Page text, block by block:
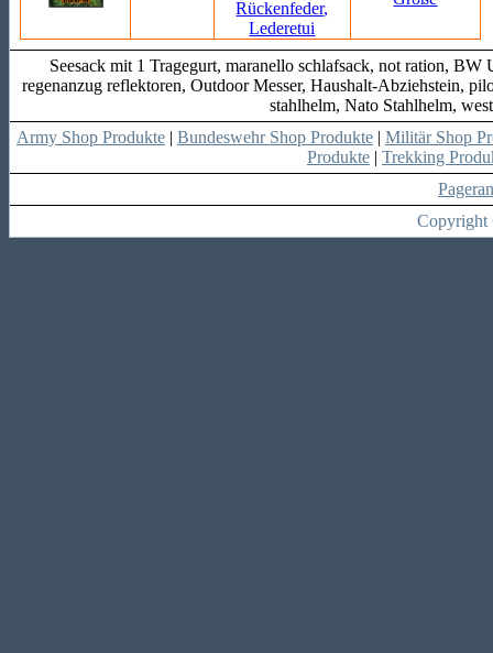
Seesack mit 1 Tragegurt, maranello schlafsack, not ration,
regenanzug reflektoren, Outdoor Messer, Haushalt-Abziehstein,
stahlhelm, Nato Stahlhelm,
Army Shop Produkte | Bundeswehr Shop Produkte | Militär Shop
Produkte | Trekking